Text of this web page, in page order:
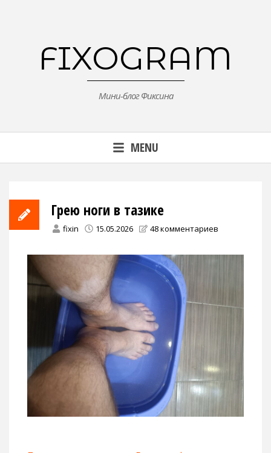
FIXOGRAM
Мини-блог Фиксина
MENU
Грею ноги в тазике
fixin 15.05.2026 48 комментариев